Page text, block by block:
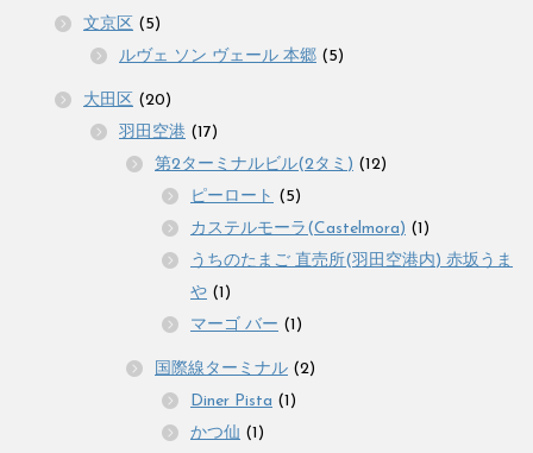
文京区 (5)
ルヴェ ソン ヴェール 本郷 (5)
大田区 (20)
羽田空港 (17)
第2ターミナルビル(2タミ) (12)
ピーロート (5)
カステルモーラ(Castelmora) (1)
うちのたまご 直売所(羽田空港内) 赤坂うま
や (1)
マーゴ バー (1)
国際線ターミナル (2)
Diner Pista (1)
かつ仙 (1)